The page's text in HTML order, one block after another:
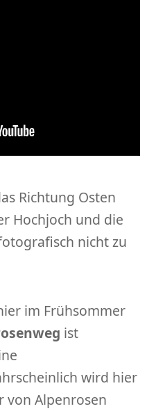
Richtung Osten
Hochjoch und die
nicht zu
im Frühsommer
ist
wird hier
von Alpenrosen